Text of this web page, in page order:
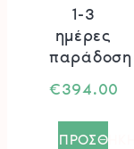
1-3
ημέρες
παράδοση
€394.00